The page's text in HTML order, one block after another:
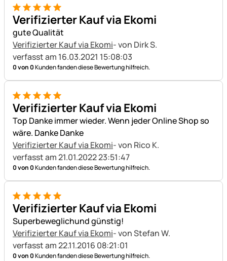
5 von 5
Verifizierter Kauf via Ekomi
gute Qualität
Verifizierter Kauf via Ekomi- von Dirk S.
verfasst am 16.03.2021 15:08:03
0 von 0Kunden fanden diese Bewertung hilfreich.
5 von 5
Verifizierter Kauf via Ekomi
Top Danke immer wieder. Wenn jeder Online Shop so
wäre. Danke Danke
Verifizierter Kauf via Ekomi- von Rico K.
verfasst am 21.01.2022 23:51:47
0 von 0Kunden fanden diese Bewertung hilfreich.
5 von 5
Verifizierter Kauf via Ekomi
Superbeweglichund günstig!
Verifizierter Kauf via Ekomi- von Stefan W.
verfasst am 22.11.2016 08:21:01
0 von 0Kunden fanden diese Bewertung hilfreich.